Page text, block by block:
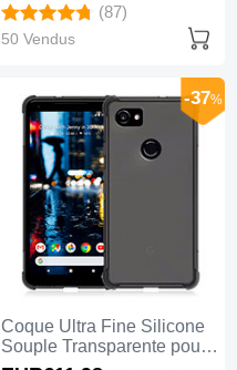
(87)
50 Vendus
Coque Ultra Fine Silicone
Souple Transparente pour
Google Pixel 2 XL Gris
-37%